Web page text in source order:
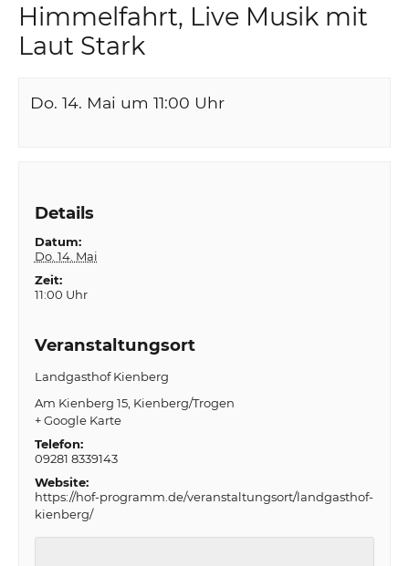
Himmelfahrt, Live Musik mit
Laut Stark
Do. 14. Mai um 11:00 Uhr
Details
Datum:
Do. 14. Mai
Zeit:
11:00 Uhr
Veranstaltungsort
Landgasthof Kienberg
Am Kienberg 15 Kienberg/Trogen
+ Google Karte
Telefon:
09281 8339143
Website:
https://hof-programm.de/veranstaltungsort/landgasthof-
kienberg/